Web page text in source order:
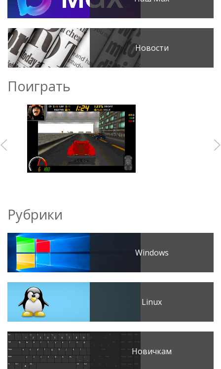
Новости
Поиграть
Рубрики
Windows
Linux
Новичкам